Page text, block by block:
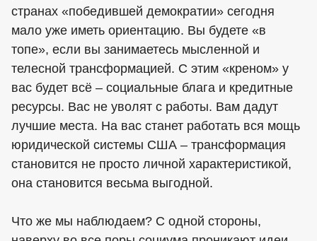
странах «победившей демократии» сегодня
мало уже иметь ориентацию. Вы будете «в
топе», если вы занимаетесь мысленной и
телесной трансформацией. С этим «креном» у
вас будет всё – социальные блага и кредитные
ресурсы. Вас не уволят с работы. Вам дадут
лучшие места. На вас станет работать вся мощь
юридической системы США – трансформация
становится не просто личной характеристикой,
она становится весьма выгодной.
Что же мы наблюдаем? С одной стороны,